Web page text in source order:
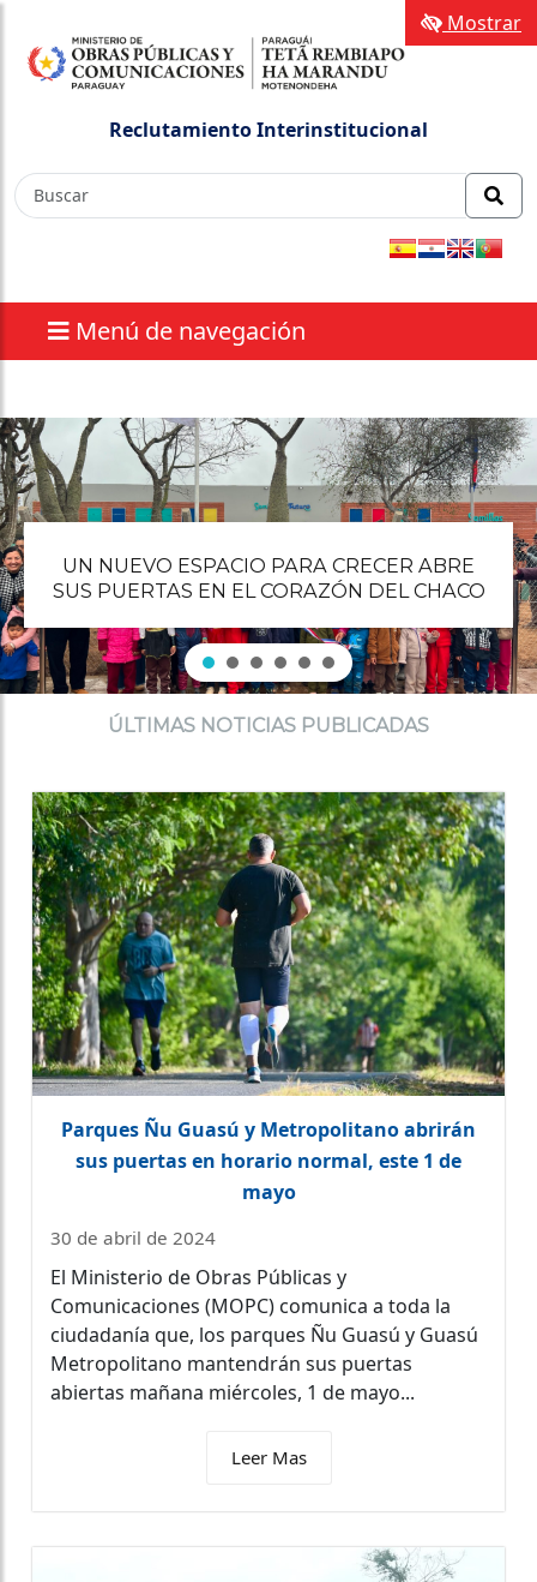
Reclutamiento Interinstitucional
Menú de navegación
Mostrar
UN NUEVO ESPACIO PARA CRECER ABRE
SUS PUERTAS EN EL CORAZÓN DEL CHACO
ÚLTIMAS NOTICIAS PUBLICADAS
Parques Ñu Guasú y Metropolitano abrirán
sus puertas en horario normal, este 1 de
mayo
30 de abril de 2024
El Ministerio de Obras Públicas y
Comunicaciones (MOPC) comunica a toda la
ciudadanía que, los parques Ñu Guasú y Guasú
Metropolitano mantendrán sus puertas
abiertas mañana miércoles, 1 de mayo...
Leer Mas